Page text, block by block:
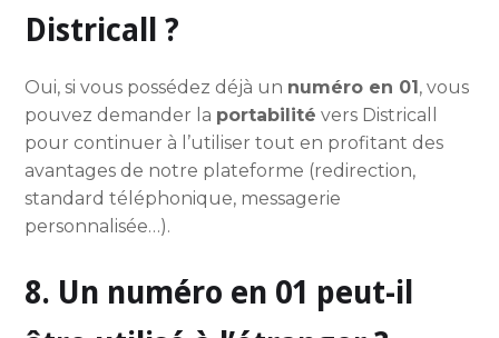
Districall ?
Oui, si vous possédez déjà un numéro en 01 , vous
pouvez demander la portabilité vers Districall
pour continuer à l’utiliser tout en profitant des
avantages de notre plateforme (redirection,
standard téléphonique, messagerie
personnalisée…).
8. Un numéro en 01 peut-il